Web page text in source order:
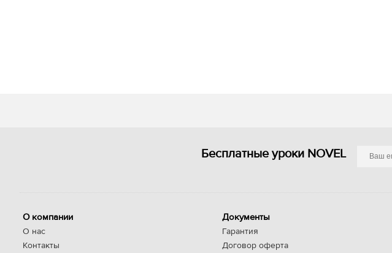
Бесплатные уроки NOVEL
О компании
О нас
Контакты
Документы
Гарантия
Договор оферта